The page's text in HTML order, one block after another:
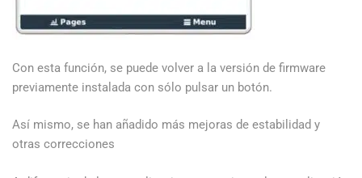
Con esta función, se puede volver a la versión de firmware
previamente instalada con sólo pulsar un botón.
Así mismo, se han añadido más mejoras de estabilidad y
otras correcciones